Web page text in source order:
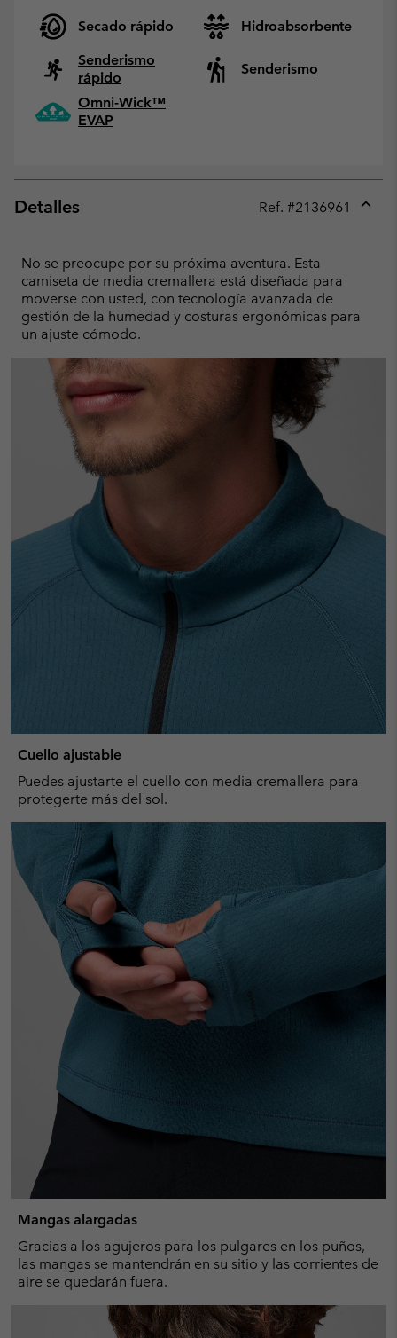
Secado rápido
Hidroabsorbente
Senderismo
rápido
Senderismo
Omni-Wick™
EVAP
Detalles Ref. #2136961
No se preocupe por su próxima aventura. Esta
camiseta de media cremallera está diseñada para
moverse con usted, con tecnología avanzada de
gestión de la humedad y costuras ergonómicas para
un ajuste cómodo.
Cuello ajustable
Puedes ajustarte el cuello con media cremallera para
protegerte más del sol.
Mangas alargadas
Gracias a los agujeros para los pulgares en los puños,
las mangas se mantendrán en su sitio y las corrientes de
aire se quedarán fuera.